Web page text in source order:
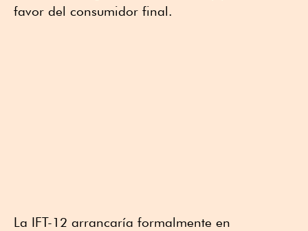
favor del consumidor final.
La IFT-12 arrancaría formalmente en